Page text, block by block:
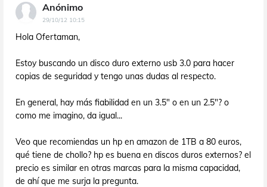
Anónimo
29/10/12 10:15
Hola Ofertaman,
Estoy buscando un disco duro externo usb 3.0 para hacer
copias de seguridad y tengo unas dudas al respecto.
En general, hay más fiabilidad en un 3.5" o en un 2.5"? o
como me imagino, da igual...
Veo que recomiendas un hp en amazon de 1TB a 80 euros,
qué tiene de chollo? hp es buena en discos duros externos? el
precio es similar en otras marcas para la misma capacidad,
de ahí que me surja la pregunta.